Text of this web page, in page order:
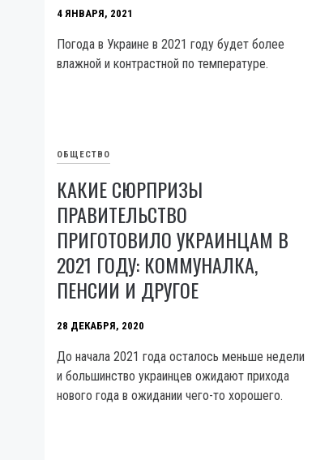
4 ЯНВАРЯ, 2021
Погода в Украине в 2021 году будет более
влажной и контрастной по температуре.
ОБЩЕСТВО
КАКИЕ СЮРПРИЗЫ
ПРАВИТЕЛЬСТВО
ПРИГОТОВИЛО УКРАИНЦАМ В
2021 ГОДУ: КОММУНАЛКА,
ПЕНСИИ И ДРУГОЕ
28 ДЕКАБРЯ, 2020
До начала 2021 года осталось меньше недели
и большинство украинцев ожидают прихода
нового года в ожидании чего-то хорошего.